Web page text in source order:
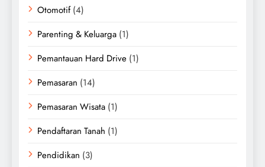
Otomotif(4)
Parenting & Keluarga (1)
Pemantauan Hard Drive (1)
Pemasaran (14)
Pemasaran Wisata (1)
Pendaftaran Tanah (1)
Pendidikan (3)